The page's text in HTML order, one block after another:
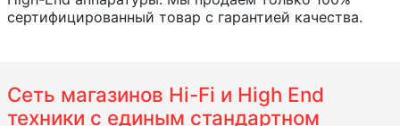
сертифицированный товар с гарантией качества.
Сеть магазинов Hi-Fi и High End
техники с единым стандартном